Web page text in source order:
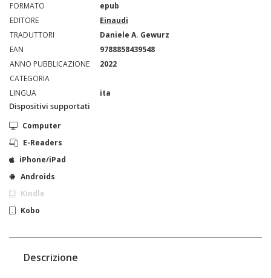
FORMATO
epub
EDITORE
Einaudi
TRADUTTORI
Daniele A. Gewurz
EAN
9788858439548
ANNO PUBBLICAZIONE
2022
CATEGORIA
LINGUA
ita
Dispositivi supportati
Computer
E-Readers
iPhone/iPad
Androids
Kindle
Kobo
Descrizione